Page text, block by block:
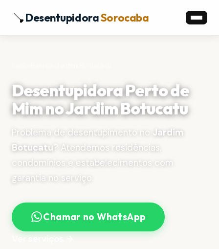
DesentupidoraSorocaba
Desentupidora Perto de
Mim no Jardim Botucatu
Problema de desentupimento no Jardim
Botucatu ? Atendemos residências,
condomínios e estabelecimentos com
garantia no serviço.
Chamar no WhatsApp
Ver serviços →